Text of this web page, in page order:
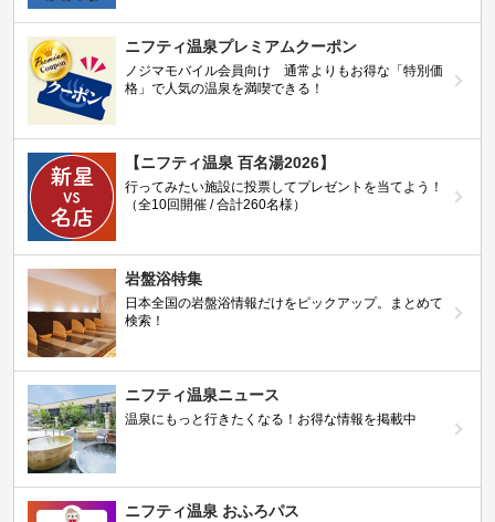
ニフティ温泉プレミアムクーポン
ノジマモバイル会員向け 通常よりもお得な「特別価
格」で人気の温泉を満喫できる！
【ニフティ温泉 百名湯2026】
行ってみたい施設に投票してプレゼントを当てよう！
（全10回開催 / 合計260名様）
岩盤浴特集
日本全国の岩盤浴情報だけをピックアップ。まとめて
検索！
ニフティ温泉ニュース
温泉にもっと行きたくなる！お得な情報を掲載中
ニフティ温泉 おふろパス